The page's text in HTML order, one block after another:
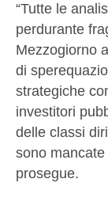
“Tutte le
perdurante
Mezzogiorno
di
strategiche
investitori
delle classi
sono
prosegue.